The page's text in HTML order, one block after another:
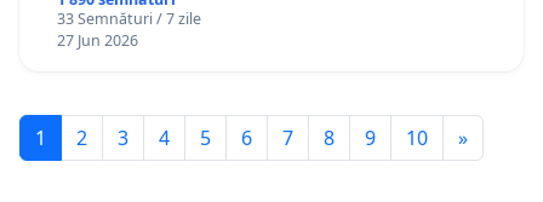
33 Semnături / 7 zile
27 Jun 2026
1 2 3 4 5 6 7 8 9 10 »